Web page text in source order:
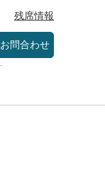
残席情報
お問合わせ